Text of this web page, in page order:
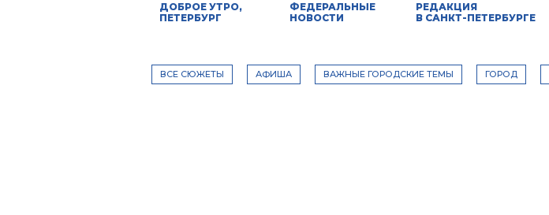
ДОБРОЕ УТРО,
ПЕТЕРБУРГ
ФЕДЕРАЛЬНЫЕ
НОВОСТИ
РЕДАКЦИЯ
В САНКТ-ПЕТЕРБУРГЕ
ВСЕ СЮЖЕТЫ АФИША ВАЖНЫЕ ГОРОДСКИЕ ТЕМЫ ГОРОД